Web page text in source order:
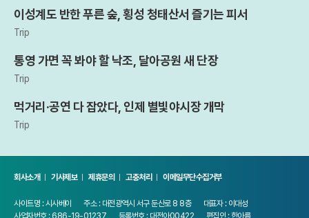
이성계도 반한 푸른 숲, 횡성 청태산서 즐기는 피서
Trip
통영 가면 꼭 봐야 할 낙조, 달아공원 새 단장
Trip
먹거리·공연 다 잡았다, 인제 별빛야시장 개막
Trip
회사소개 기사제보 제휴문의 고충처리 이메일무단수집거부
사이트명 : 시사베이 주소 : 대전광역시 서구 둔산로 8 8층
대표자 : 이대성
사업자번호 : 686-19-01237
등록번호 : 대전아00422 편집인 : 한아름